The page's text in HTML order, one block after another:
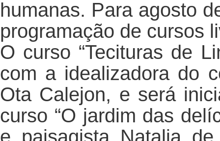
humanas. Para agosto
programação de cursos
O curso “Tecituras de
com a idealizadora do
Ota Calejon, e será
curso “O jardim das
e paisagista Natalia